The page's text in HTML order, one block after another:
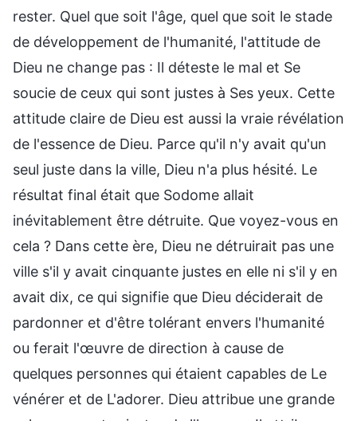
rester. Quel que soit l'âge, quel que soit le stade
de développement de l'humanité, l'attitude de
Dieu ne change pas : Il déteste le mal et Se
soucie de ceux qui sont justes à Ses yeux. Cette
attitude claire de Dieu est aussi la vraie révélation
de l'essence de Dieu. Parce qu'il n'y avait qu'un
seul juste dans la ville, Dieu n'a plus hésité. Le
résultat final était que Sodome allait
inévitablement être détruite. Que voyez-vous en
cela ? Dans cette ère, Dieu ne détruirait pas une
ville s'il y avait cinquante justes en elle ni s'il y en
avait dix, ce qui signifie que Dieu déciderait de
pardonner et d'être tolérant envers l'humanité
ou ferait l'œuvre de direction à cause de
quelques personnes qui étaient capables de Le
vénérer et de L'adorer. Dieu attribue une grande